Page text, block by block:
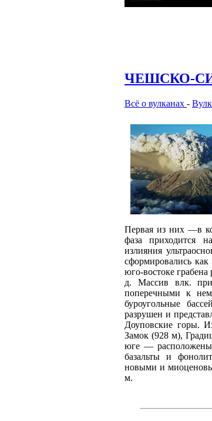
ЧЕШСКО-
Всё о вулканах -
Первая из них —в
фаза приходится
излияния
сформировались
юго-востоке
д. Массив влк.
поперечными к
буроугольные
разрушен и
Доуповские горы.
Замок (928 м),
юге —
базальты и
новыми и
м.